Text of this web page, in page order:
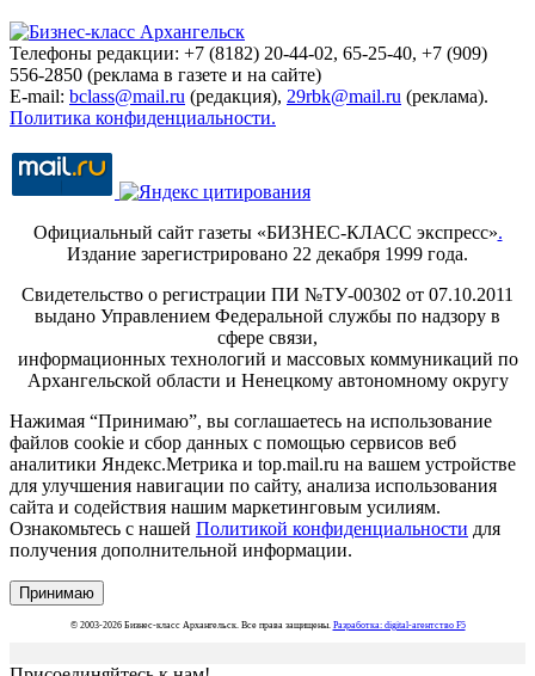
Телефоны редакции: +7 (8182) 20-44-02, 65-25-40, +7 (909)
556-2850 (реклама в газете и на сайте)
E-mail: bclass@mail.ru (редакция), 29rbk@mail.ru (реклама).
Политика конфиденциальности.
Официальный сайт газеты «БИЗНЕС-КЛАСС экспресс».
Издание зарегистрировано 22 декабря 1999 года.
Свидетельство о регистрации ПИ №ТУ-00302 от 07.10.2011
выдано Управлением Федеральной службы по надзору в
сфере связи,
информационных технологий и массовых коммуникаций по
Архангельской области и Ненецкому автономному округу
Нажимая “Принимаю”, вы соглашаетесь на использование
файлов cookie и сбор данных с помощью сервисов веб
аналитики Яндекс.Метрика и top.mail.ru на вашем устройстве
для улучшения навигации по сайту, анализа использования
сайта и содействия нашим маркетинговым усилиям.
Ознакомьтесь с нашей Политикой конфиденциальности для
получения дополнительной информации.
Принимаю
© 2003-2026 Бизнес-класс Архангельск. Все права защищены. Разработка: digital-агентство F5